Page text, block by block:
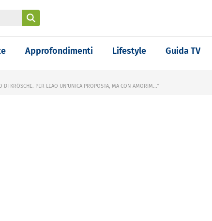
Approfondimenti Lifestyle Guida TV
KRÖSCHE. PER LEAO UN'UNICA PROPOSTA, MA CON AMORIM..."